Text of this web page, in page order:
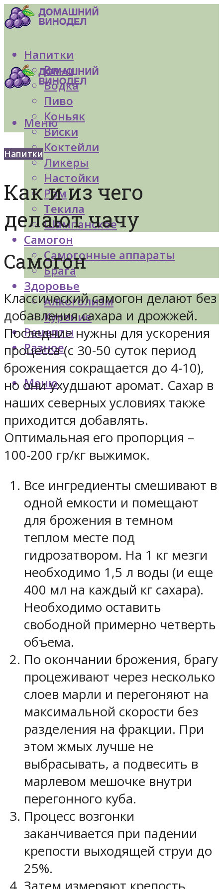
Напитки
Вино
Водка
Пиво
Коньяк
Виски
Коктейли
Ликеры
Настойки
Ром
Текила
Шампанское
Самогон
Самогонные аппараты
Брага
Здоровье
Алкоголизм
Курение
Рецепты
Разное
Меню
Меню
Напитки
Как и из чего
делают чачу
Самогон
Классический самогон делают без
добавления сахара и дрожжей.
Последние нужны для ускорения
процесса (с 30-50 суток период
брожения сокращается до 4-10),
но они ухудшают аромат. Сахар в
наших северных условиях также
приходится добавлять.
Оптимальная его пропорция –
100-200 гр/кг выжимок.
Все ингредиенты смешивают в
одной емкости и помещают
для брожения в темном
теплом месте под
гидрозатвором. На 1 кг мезги
необходимо 1,5 л воды (и еще
400 мл на каждый кг сахара).
Необходимо оставить
свободной примерно четверть
объема.
По окончании брожения, брагу
процеживают через несколько
слоев марли и перегоняют на
максимальной скорости без
разделения на фракции. При
этом жмых лучше не
выбрасывать, а подвесить в
марлевом мешочке внутри
перегонного куба.
Процесс возгонки
заканчивается при падении
крепости выходящей струи до
25%.